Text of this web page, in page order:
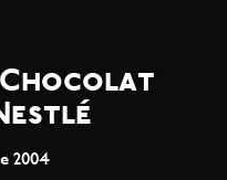
Chocolat
2004